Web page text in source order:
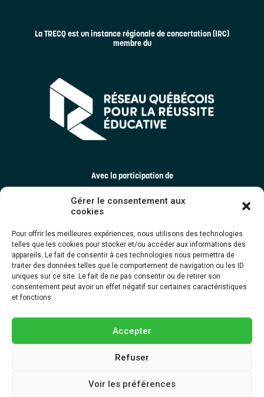
Gérer le consentement aux
cookies
Pour offrir les meilleures expériences, nous utilisons des technologies
telles que les cookies pour stocker et/ou accéder aux informations des
appareils. Le fait de consentir à ces technologies nous permettra de
traiter des données telles que le comportement de navigation ou les ID
uniques sur ce site. Le fait de ne pas consentir ou de retirer son
consentement peut avoir un effet négatif sur certaines caractéristiques
et fonctions.
Accepter
Refuser
Voir les préférences
La TRECQ est un instance régionale de concertation (IRC)
membre du
Avec la participation de
d’EMBLÈME Communication